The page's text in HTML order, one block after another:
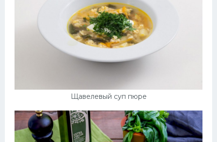
Щавелевый суп пюре